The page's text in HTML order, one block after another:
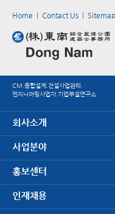
Home Contact Us Sitemap
CM.종합설계.건설사업관리.
엔지니어링사업자.기업부설연구소